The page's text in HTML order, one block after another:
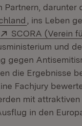
Fenster)
Partnern, darunter
(Öffnet in
, ins Leben
in neuem
Extern:
SCORA (Verein
Fenster)und
gegen
die Ergebnisse
Fachjury
mit
in den